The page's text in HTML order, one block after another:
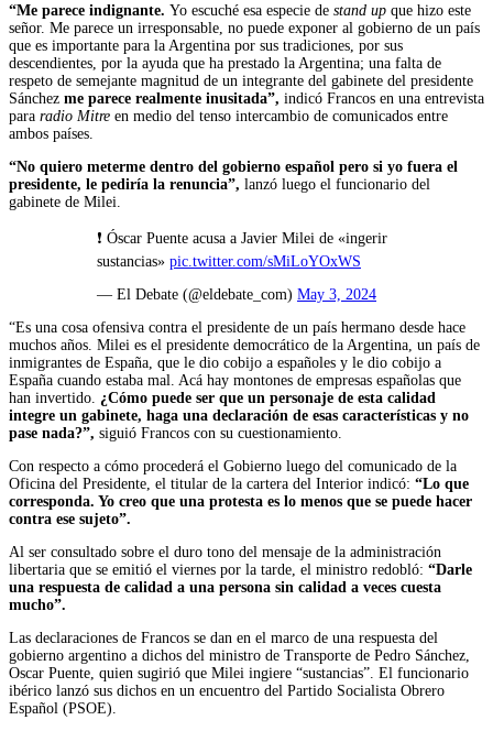
“Me parece indignante. Yo escuché esa especie de stand up que hizo este
señor. Me parece un irresponsable, no puede exponer al gobierno de un país
que es importante para la Argentina por sus tradiciones, por sus
descendientes, por la ayuda que ha prestado la Argentina; una falta de
respeto de semejante magnitud de un integrante del gabinete del presidente
Sánchez me parece realmente inusitada”, indicó Francos en una entrevista
para radio Mitre en medio del tenso intercambio de comunicados entre
ambos países.
“No quiero meterme dentro del gobierno español pero si yo fuera el
presidente, le pediría la renuncia”, lanzó luego el funcionario del
gabinete de Milei.
❗️ Óscar Puente acusa a Javier Milei de «ingerir
sustancias» pic.twitter.com/sMiLoYOxWS
— El Debate (@eldebate_com) May 3, 2024
“Es una cosa ofensiva contra el presidente de un país hermano desde hace
muchos años. Milei es el presidente democrático de la Argentina, un país de
inmigrantes de España, que le dio cobijo a españoles y le dio cobijo a
España cuando estaba mal. Acá hay montones de empresas españolas que
han invertido. ¿Cómo puede ser que un personaje de esta calidad
integre un gabinete, haga una declaración de esas características y no
pase nada?”, siguió Francos con su cuestionamiento.
Con respecto a cómo procederá el Gobierno luego del comunicado de la
Oficina del Presidente, el titular de la cartera del Interior indicó: “Lo que
corresponda. Yo creo que una protesta es lo menos que se puede hacer
contra ese sujeto”.
Al ser consultado sobre el duro tono del mensaje de la administración
libertaria que se emitió el viernes por la tarde, el ministro redobló: “Darle
una respuesta de calidad a una persona sin calidad a veces cuesta
mucho”.
Las declaraciones de Francos se dan en el marco de una respuesta del
gobierno argentino a dichos del ministro de Transporte de Pedro Sánchez,
Oscar Puente, quien sugirió que Milei ingiere “sustancias”. El funcionario
ibérico lanzó sus dichos en un encuentro del Partido Socialista Obrero
Español (PSOE).